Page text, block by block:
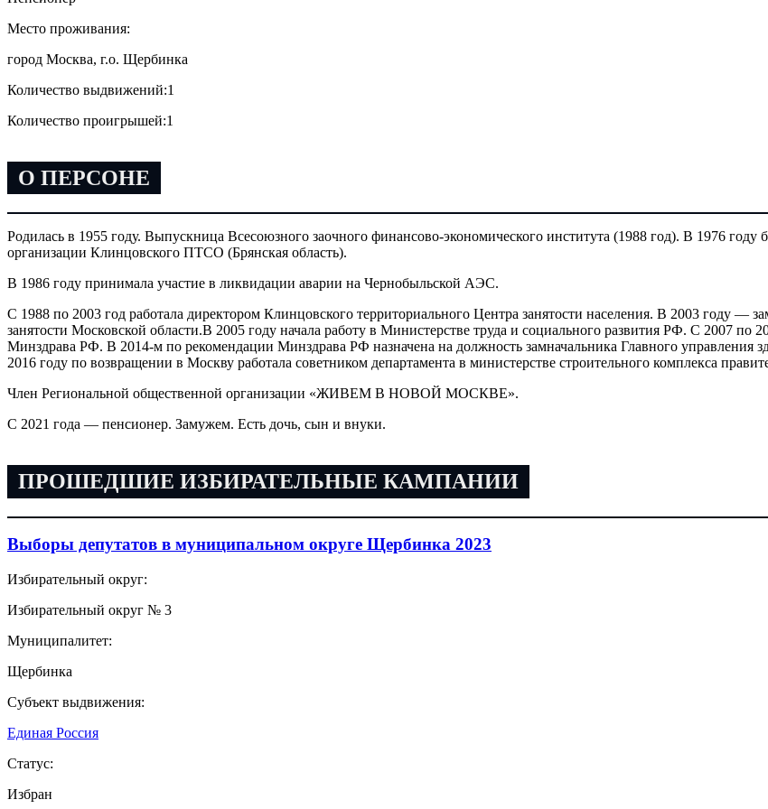
Место проживания:
город Москва, г.о. Щербинка
Количество выдвижений:1
Количество проигрышей:1
О ПЕРСОНЕ
Родилась в 1955 году. Выпускница Всесоюзного заочного финансово-экономического института (1988 год). В 1976 году
организации Клинцовского ПТСО (Брянская область).
В 1986 году принимала участие в ликвидации аварии на Чернобыльской АЭС.
С 1988 по 2003 год работала директором Клинцовского территориального Центра занятости населения. В 2003 году —
занятости Московской области.В 2005 году начала работу в Министерстве труда и социального развития РФ. С 2007 по
Минздрава РФ. В 2014-м по рекомендации Минздрава РФ назначена на должность замначальника Главного управления
2016 году по возвращении в Москву работала советником департамента в министерстве строительного комплекса
Член Региональной общественной организации «ЖИВЕМ В НОВОЙ МОСКВЕ».
С 2021 года — пенсионер. Замужем. Есть дочь, сын и внуки.
ПРОШЕДШИЕ ИЗБИРАТЕЛЬНЫЕ КАМПАНИИ
Выборы депутатов в муниципальном округе Щербинка 2023
Избирательный округ:
Избирательный округ № 3
Муниципалитет:
Щербинка
Субъект выдвижения:
Единая Россия
Статус:
Избран